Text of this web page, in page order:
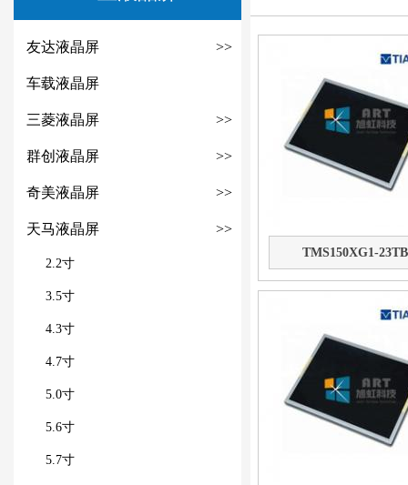
友达液晶屏 >>
车载液晶屏
三菱液晶屏 >>
群创液晶屏 >>
奇美液晶屏 >>
天马液晶屏 >>
2.2寸
3.5寸
4.3寸
4.7寸
5.0寸
5.6寸
5.7寸
TMS150XG1-23TB